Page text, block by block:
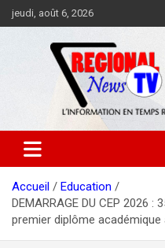
Aller
au
jeudi, août 6, 2026
Accueil
Education
DEMARRAGE DU CEP 2026 :
premier diplôme académique